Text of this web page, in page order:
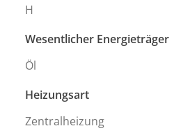
H
Wesentlicher Energieträger
Öl
Heizungsart
Zentralheizung